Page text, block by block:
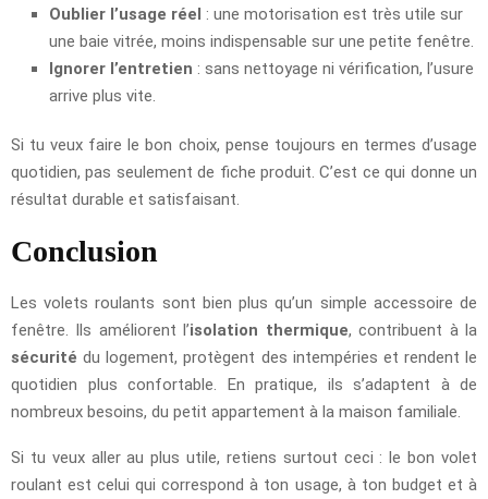
Oublier l’usage réel : une motorisation est très utile sur
une baie vitrée, moins indispensable sur une petite fenêtre.
Ignorer l’entretien : sans nettoyage ni vérification, l’usure
arrive plus vite.
Si tu veux faire le bon choix, pense toujours en termes d’usage
quotidien, pas seulement de fiche produit. C’est ce qui donne un
résultat durable et satisfaisant.
Conclusion
Les volets roulants sont bien plus qu’un simple accessoire de
fenêtre. Ils améliorent l’isolation thermique, contribuent à la
sécurité du logement, protègent des intempéries et rendent le
quotidien plus confortable. En pratique, ils s’adaptent à de
nombreux besoins, du petit appartement à la maison familiale.
Si tu veux aller au plus utile, retiens surtout ceci : le bon volet
roulant est celui qui correspond à ton usage, à ton budget et à